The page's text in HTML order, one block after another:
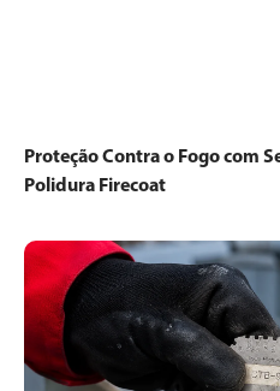
Proteção Contra o Fogo com
Polidura Firecoat